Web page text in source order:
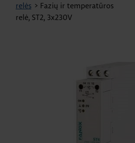
relės > Fazių ir temperatūros
relė, ST2, 3x230V